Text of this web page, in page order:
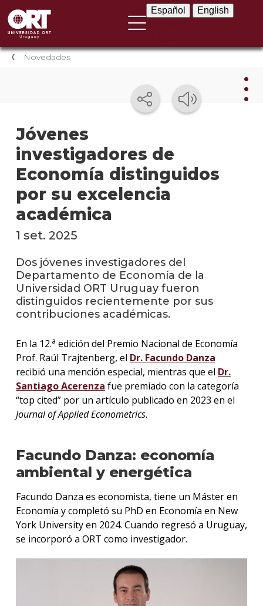
Español English
Novedades
Jóvenes
investigadores de
Economía distinguidos
por su excelencia
académica
Blog
1 set. 2025
Dos jóvenes investigadores del
Departamento de Economía de la
Universidad ORT Uruguay fueron
distinguidos recientemente por sus
contribuciones académicas.
En la 12.‭a edición del Premio Nacional de Economía
Prof. Raúl Trajtenberg, el Dr. Facundo Danza
recibió una mención especial, mientras que el Dr.
Santiago Acerenza fue premiado con la categoría
“top cited” por un artículo publicado en 2023 en el
Journal of Applied Econometrics.
Facundo Danza: economía
ambiental y energética
Facundo Danza es economista, tiene un Máster en
Economía y completó su PhD en Economía en New
York University en 2024. Cuando regresó a Uruguay,
se incorporó a ORT como investigador.